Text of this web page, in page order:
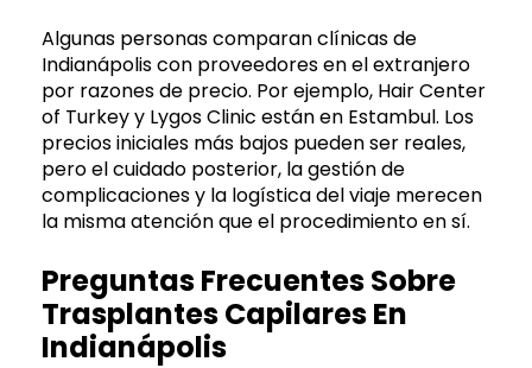
Algunas personas comparan clínicas de
Indianápolis con proveedores en el extranjero
por razones de precio. Por ejemplo, Hair Center
of Turkey y Lygos Clinic están en Estambul. Los
precios iniciales más bajos pueden ser reales,
pero el cuidado posterior, la gestión de
complicaciones y la logística del viaje merecen
la misma atención que el procedimiento en sí.
Preguntas Frecuentes Sobre
Trasplantes Capilares En
Indianápolis